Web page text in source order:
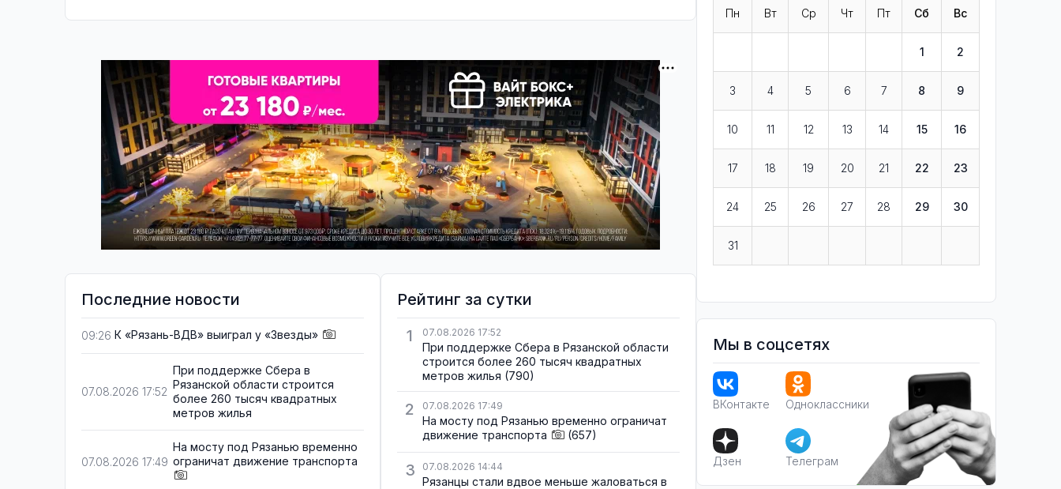
Последние новости
09:26 К «Рязань-ВДВ» выиграл у «Звезды»
07.08.2026 17:52
При поддержке Сбера в
Рязанской области строится
более 260 тысяч квадратных
метров жилья
07.08.2026 17:49
На мосту под Рязанью временно
ограничат движение транспорта
Рейтинг за сутки
1
07.08.2026 17:52
При поддержке Сбера в Рязанской области
строится более 260 тысяч квадратных
метров жилья (790)
2 07.08.2026 17:49
На мосту под Рязанью временно ограничат
движение транспорта
(657)
3 07.08.2026 14:44
Рязанцы стали вдвое меньше жаловаться в
Пн Вт Ср Чт Пт Сб Вс
1 2
3 4 5 6 7 8 9
10 11 12 13 14 15 16
17 18 19 20 21 22 23
24 25 26 27 28 29 30
31
Мы в соцсетях
ВКонтакте Одноклассники
Дзен Телеграм